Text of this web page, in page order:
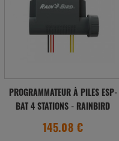
PROGRAMMATEUR À PILES ESP-
BAT 4 STATIONS - RAINBIRD
145.08 €